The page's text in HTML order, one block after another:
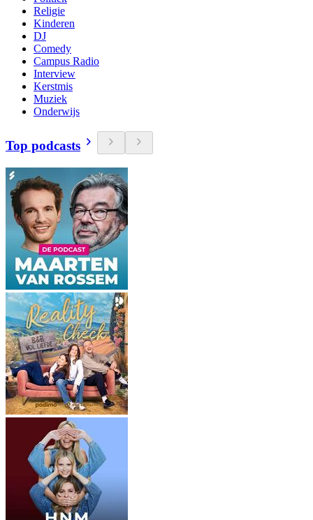
Religie
Kinderen
DJ
Comedy
Campus Radio
Interview
Kerstmis
Muziek
Onderwijs
Top podcasts